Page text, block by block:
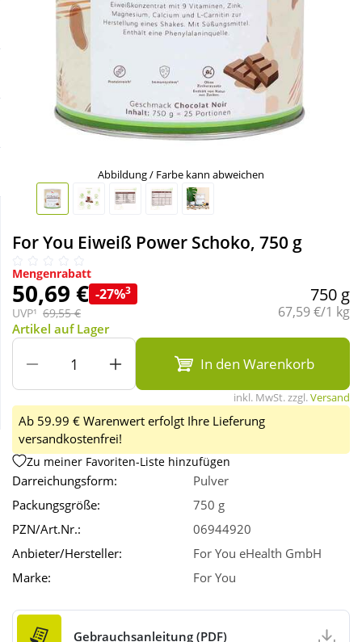
Schnäppchen
Sparsets
Täglich gut versorgt
Körperpflege & Kosmetik
Liebe & Erotik
Mutter & Kind
Nahrungsergänzung
Sanitätshaus
Sport & Fitness
Tierbedarf
Wellness
Abbildung / Farbe kann abweichen
For You Eiweiß Power Schoko, 750 g
Mengenrabatt
50,69 € -27%3
UVP¹ 69,55 €
750 g
Grundpreis:
67,59 €/1 kg
Artikel auf Lager
In den Warenkorb
inkl. MwSt. zzgl.Versand
Ab 59.99 € Warenwert erfolgt Ihre Lieferung
versandkostenfrei!
Zu meiner Favoriten-Liste hinzufügen
Darreichungsform:
Pulver
Packungsgröße:
750 g
PZN/Art.Nr.:
06944920
Anbieter/Hersteller:
For You eHealth GmbH
Marke:
For You
Gebrauchsanleitung (PDF)